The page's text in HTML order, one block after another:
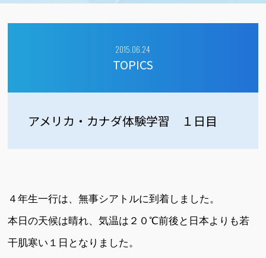
2015.06.24
TOPICS
アメリカ・カナダ体験学習 １日目
４年生一行は、無事シアトルに到着しました。
本日の天候は晴れ、気温は２０℃前後と日本よりも若
干肌寒い１日となりました。